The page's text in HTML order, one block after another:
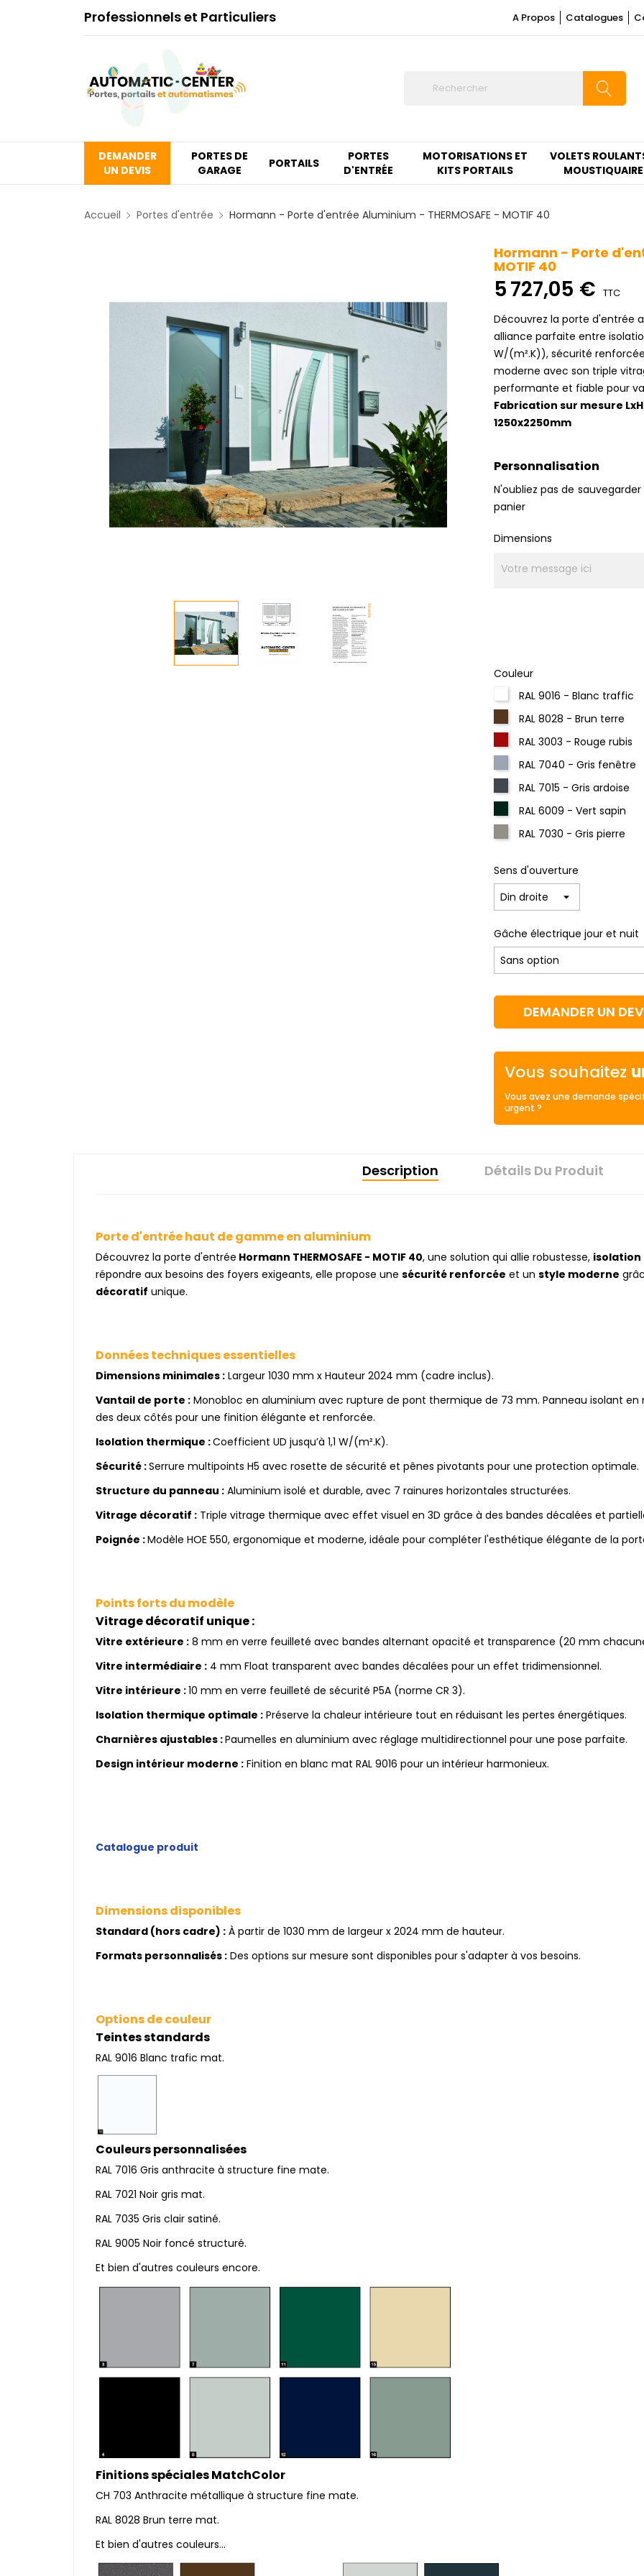
Professionnels et Particuliers A Propos Catalogues
DEMANDER
UN DEVIS
PORTES DE
GARAGE
PORTAILS
PORTES
D'ENTRÉE
MOTORISATIONS ET
KITS PORTAILS
VOLETS
Accueil Portes d'entrée Hormann - Porte d'entrée Aluminium - THERMOSAFE - MOTIF 40
Hormann - Porte
MOTIF 40
5 727,05 € TTC
Découvrez la porte d'entrée
alliance parfaite entre
W/(m².K)), sécurité
moderne avec son triple
performante et fiable pour
Fabrication sur mesure
1250x2250mm
Personnalisation
N'oubliez pas de
panier
Dimensions
Couleur
RAL 9016 - Blanc traffic
RAL 8028 - Brun terre
RAL 3003 - Rouge rubis
RAL 7040 - Gris fenêtre
RAL 7015 - Gris ardoise
RAL 6009 - Vert sapin
RAL 7030 - Gris pierre
Sens d'ouverture
Gâche électrique jour et nuit
DEMANDER UN
Vous souhaitez
Vous avez une demande
urgent ?
Description Détails Du Produit
Porte d'entrée haut de gamme en aluminium
Découvrez la porte d'entrée Hormann THERMOSAFE - MOTIF 40, une solution qui allie robustesse,
répondre aux besoins des foyers exigeants, elle propose une sécurité renforcée et un style moderne
décoratif unique.
Données techniques essentielles
Dimensions minimales : Largeur 1030 mm x Hauteur 2024 mm (cadre inclus).
Vantail de porte : Monobloc en aluminium avec rupture de pont thermique de 73 mm. Panneau isolant
des deux côtés pour une finition élégante et renforcée.
Isolation thermique :Coefficient UD jusqu’à 1,1 W/(m².K).
Sécurité :Serrure multipoints H5 avec rosette de sécurité et pênes pivotants pour une protection optimale.
Structure du panneau : Aluminium isolé et durable, avec 7 rainures horizontales structurées.
Vitrage décoratif : Triple vitrage thermique avec effet visuel en 3D grâce à des bandes décalées et
Poignée :Modèle HOE 550, ergonomique et moderne, idéale pour compléter l'esthétique élégante de la
Points forts du modèle
Vitrage décoratif unique :
Vitre extérieure : 8 mm en verre feuilleté avec bandes alternant opacité et transparence (20 mm
Vitre intermédiaire : 4 mm Float transparent avec bandes décalées pour un effet tridimensionnel.
Vitre intérieure :10 mm en verre feuilleté de sécurité P5A (norme CR 3).
Isolation thermique optimale : Préserve la chaleur intérieure tout en réduisant les pertes énergétiques.
Charnières ajustables :Paumelles en aluminium avec réglage multidirectionnel pour une pose parfaite.
Design intérieur moderne : Finition en blanc mat RAL 9016 pour un intérieur harmonieux.
Catalogue produit
Dimensions disponibles
Standard (hors cadre) : À partir de 1030 mm de largeur x 2024 mm de hauteur.
Formats personnalisés : Des options sur mesure sont disponibles pour s'adapter à vos besoins.
Options de couleur
Teintes standards
RAL 9016 Blanc trafic mat.
Couleurs personnalisées
RAL 7016 Gris anthracite à structure fine mate.
RAL 7021 Noir gris mat.
RAL 7035 Gris clair satiné.
RAL 9005 Noir foncé structuré.
Et bien d'autres couleurs encore.
Finitions spéciales MatchColor
CH 703 Anthracite métallique à structure fine mate.
RAL 8028 Brun terre mat.
Et bien d'autres couleurs...